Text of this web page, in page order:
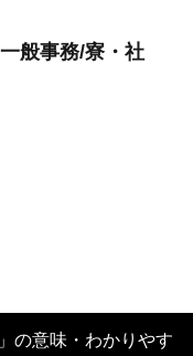
般事務/寮・社
の意味・わかりやす